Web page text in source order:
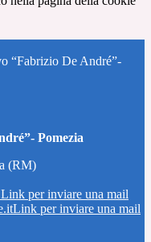
“Fabrizio De André”-
Pomezia
(RM)
Link per inviare una mail
Link per inviare una mail